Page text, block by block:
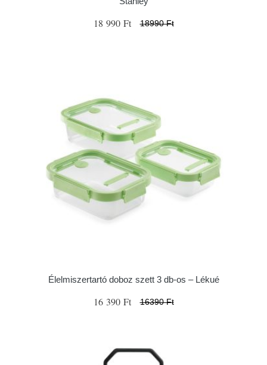
18 990 Ft 18990 Ft
Élelmiszertartó doboz szett 3 db-os – Lékué
16 390 Ft 16390 Ft